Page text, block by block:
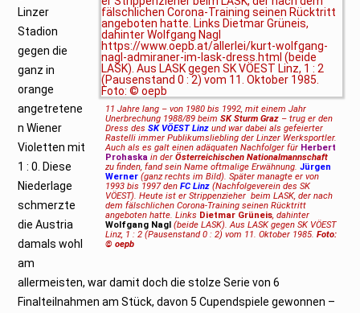
11 Jahre lang – von 1980 bis 1992, mit einem Jahr
Unerbrechung 1988/89 beim SK Sturm Graz– trug er den
Dress des SK VÖEST Linzund war dabei als gefeierter
Rastelli immer Publikumsliebling der Linzer Werksportler.
Auch als es galt einen adäquaten Nachfolger für Herbert
Prohaskain der Österreichischen Nationalmannschaft
zu finden, fand sein Name oftmalige Erwähnung. Jürgen
Werner (ganz rechts im Bild). Später managte er von
1993 bis 1997 denFC Linz(Nachfolgeverein des SK
VÖEST). Heute ist er Strippenzieher beim LASK, der nach
dem fälschlichen Corona-Training seinen Rücktritt
angeboten hatte. Links Dietmar Grüneis, dahinter
Wolfgang Nagl(beide LASK). Aus LASK gegen SK VÖEST
Linz, 1 : 2 (Pausenstand 0 : 2) vom 11. Oktober 1985. Foto:
© oepb
Linzer
Stadion
gegen die
ganz in
orange
angetretene
n Wiener
Violetten mit
1 : 0. Diese
Niederlage
schmerzte
die Austria
damals wohl
am
allermeisten, war damit doch die stolze Serie von 6
Finalteilnahmen am Stück, davon 5 Cupendspiele gewonnen –